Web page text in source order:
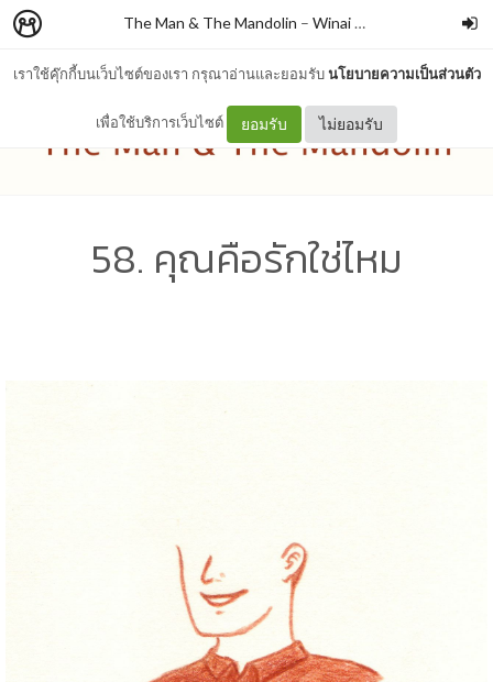
เราใช้คุ๊กกี้บนเว็บไซต์ของเรา กรุณาอ่านและยอมรับนโยบายความเป็นส่วนตัว
เพื่อใช้บริการเว็บไซต์ ยอมรับ ไม่ยอมรับ
The Man & The Mandolin – Winai Chaichana
58. คุณคือรักใช่ไหม